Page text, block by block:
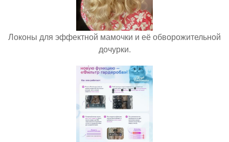
Локоны для эффектной мамочки и её обворожительной
дочурки.